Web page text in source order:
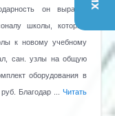
он выразил
школы, которые
к новому учебному
сан. узлы на общую
оборудования в
Благодар
...Читать